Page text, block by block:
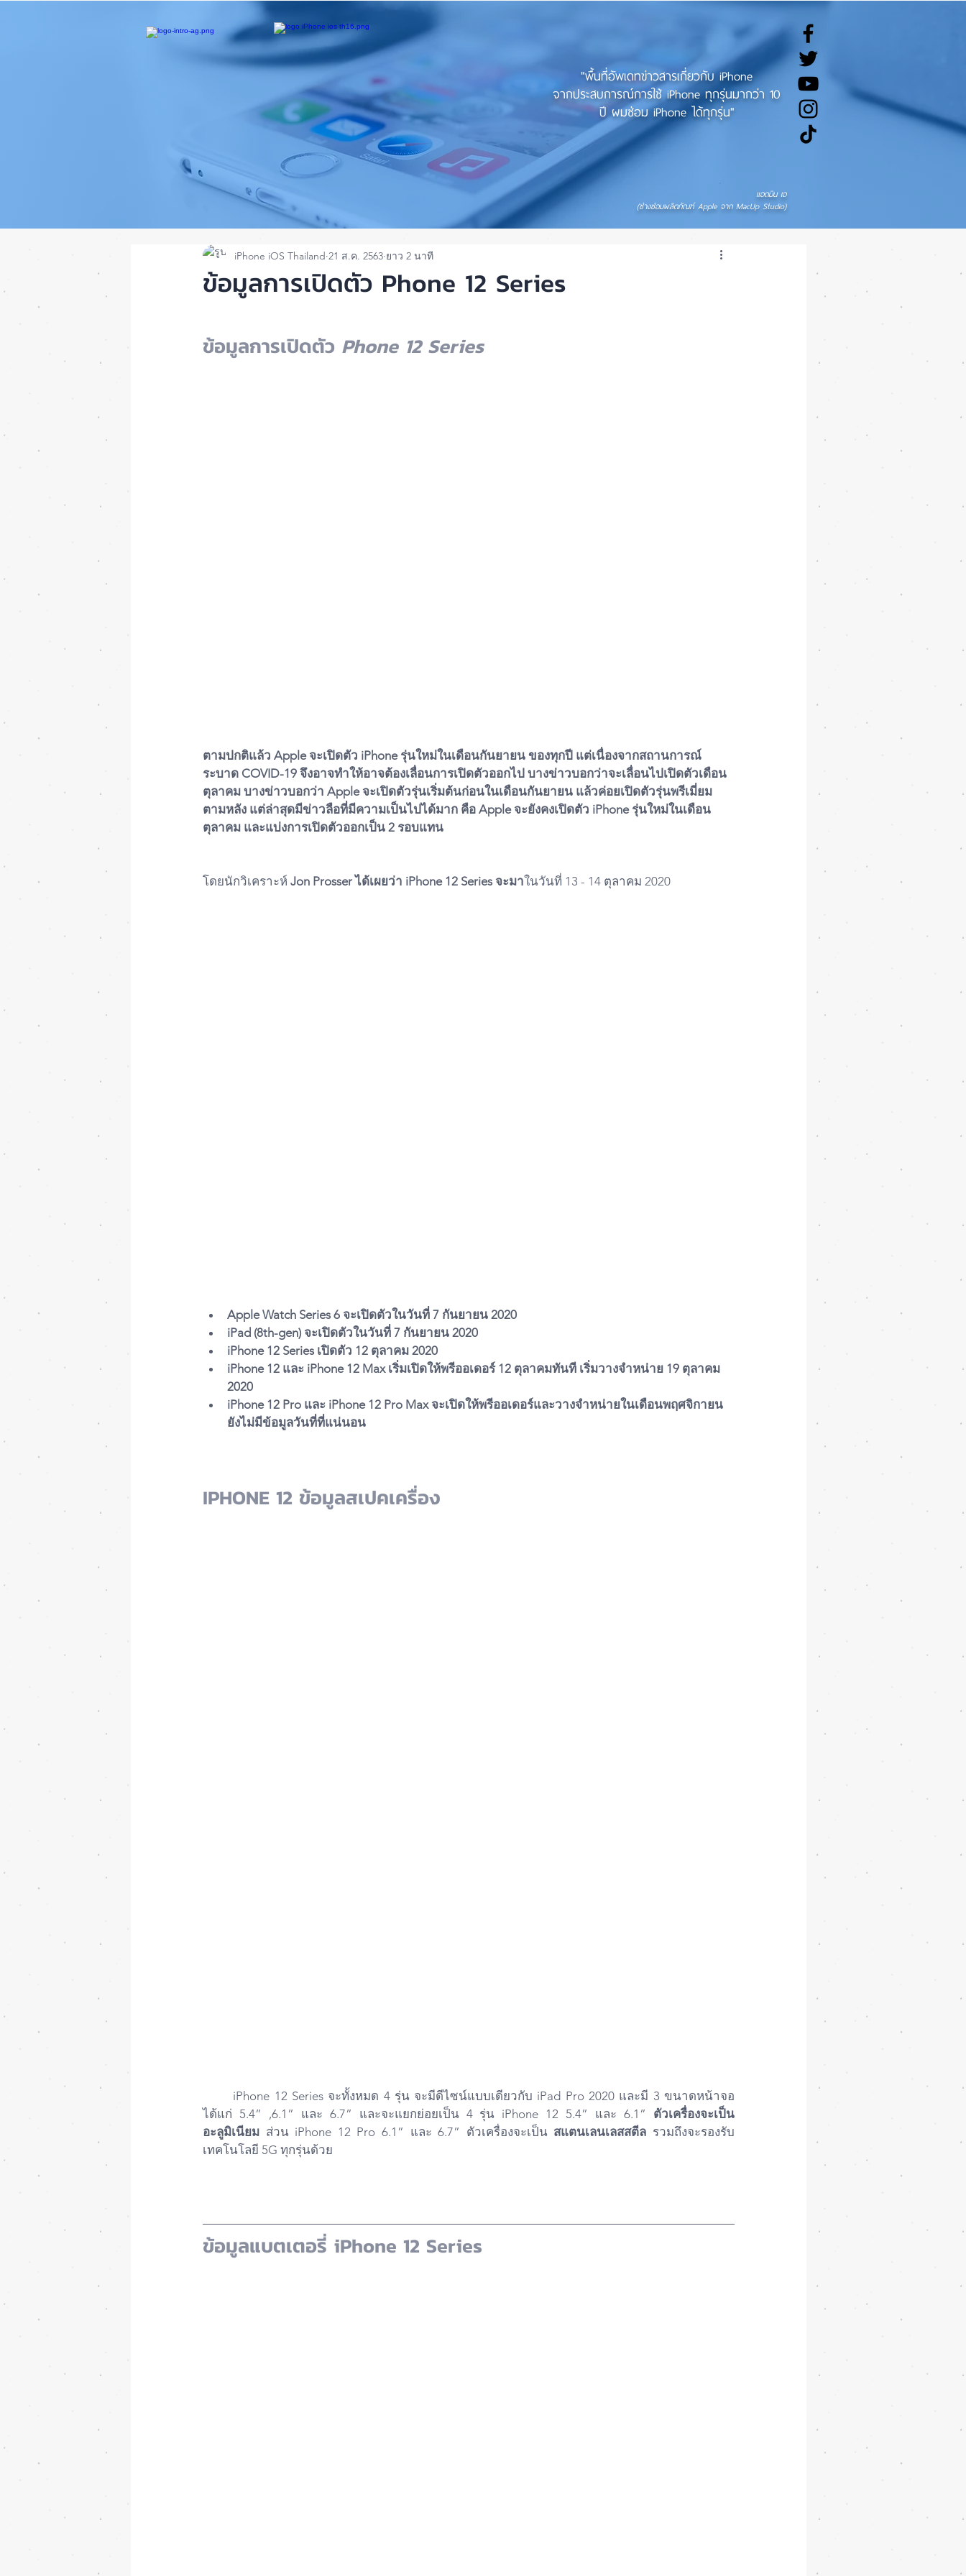
"พื้นที่อัพเดทข่าวสารเกี่ยวกับ iPhone
จากประสบการณ์การใช้ iPhone ทุกรุ่นมากว่า 10
ปี ผมซ่อม iPhone ได้ทุกรุ่น"
แอดมิน เอ
(ช่างซ่อมผลิตภัณฑ์ Apple จาก MacUp Studio)
ข้อมูลการเปิดตัว Phone 12 Series
iPhone iOS Thailand 21 ส.ค. 2563 ยาว 2 นาที
ข้อมูลการเปิดตัว Phone 12 Series
ตามปกติแล้ว Apple จะเปิดตัว iPhone รุ่นใหม่ในเดือนกันยายน ของทุกปี แต่เนื่องจากสถานการณ์
ระบาด COVID-19 จึงอาจทำให้อาจต้องเลื่อนการเปิดตัวออกไป บางข่าวบอกว่าจะเลื่อนไปเปิดตัวเดือน
ตุลาคม บางข่าวบอกว่า Apple จะเปิดตัวรุ่นเริ่มต้นก่อนในเดือนกันยายน แล้วค่อยเปิดตัวรุ่นพรีเมี่ยม
ตามหลัง แต่ล่าสุดมีข่าวลือที่มีความเป็นไปได้มาก คือ Apple จะยังคงเปิดตัว iPhone รุ่นใหม่ในเดือน
ตุลาคม และแบ่งการเปิดตัวออกเป็น 2 รอบแทน
โดยนักวิเคราะห์ Jon Prosser ได้เผยว่า iPhone 12 Series จะมาในวันที่ 13 - 14 ตุลาคม 2020
Apple Watch Series 6 จะเปิดตัวในวันที่ 7 กันยายน 2020
iPad (8th-gen) จะเปิดตัวในวันที่ 7 กันยายน 2020
iPhone 12 Series เปิดตัว 12 ตุลาคม 2020
iPhone 12 และ iPhone 12 Max เริ่มเปิดให้พรีออเดอร์ 12 ตุลาคมทันที เริ่มวางจำหน่าย 19 ตุลาคม
2020
iPhone 12 Pro และ iPhone 12 Pro Max จะเปิดให้พรีออเดอร์และวางจำหน่ายในเดือนพฤศจิกายน
ยังไม่มีข้อมูลวันที่ที่แน่นอน
IPHONE 12 ข้อมูลสเปคเครื่อง
ได้แก่ 5.4” ,6.1” และ 6.7” และจะแยกย่อยเป็น 4 รุ่น iPhone 12 5.4” และ 6.1” ตัวเครื่องจะเป็น
อะลูมิเนียม ส่วน iPhone 12 Pro 6.1” และ 6.7” ตัวเครื่องจะเป็น สแตนเลนเลสสตีล รวมถึงจะรองรับ
เทคโนโลยี 5G ทุกรุ่นด้วย
ข้อมูลแบตเตอรี่ iPhone 12 Series